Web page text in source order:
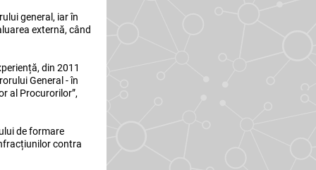
general, iar în
externă, când
din 2011
General - în
al Procurorilor”,
de formare
contra